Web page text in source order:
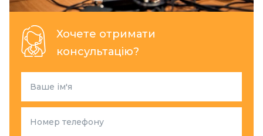
Хочете отримати
консультацію?